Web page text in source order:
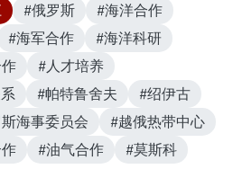
#俄罗斯
#海洋合作
#海军合作
#海洋科研
#人才培养
#帕特鲁舍夫
#绍伊古
海事委员会
#越俄热带中心
#油气合作 #莫斯科